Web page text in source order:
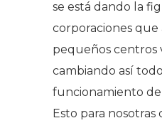
se está dando la
corporaciones
pequeños centros
cambiando así todo
funcionamiento
Esto para nosotras